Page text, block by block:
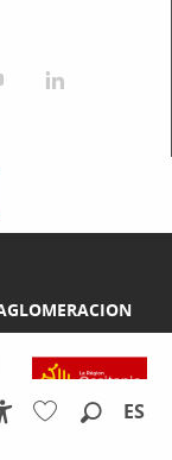
ES
Aveyron website
Visit the